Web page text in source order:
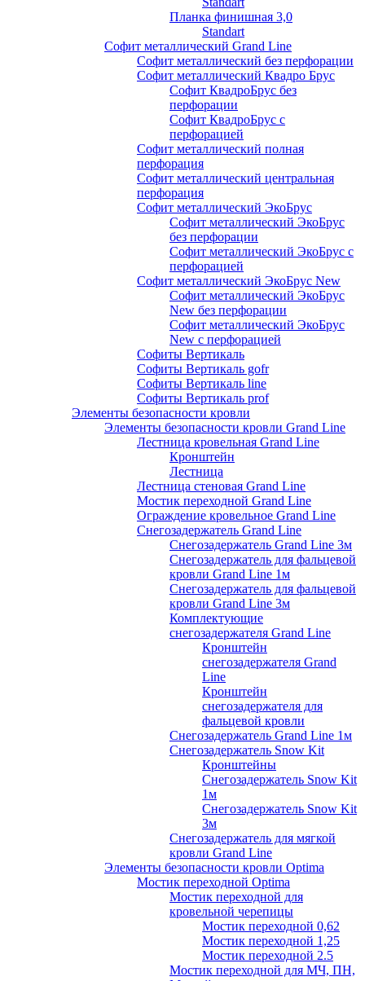
Планка финишная 3,0
Standart
Софит металлический Grand Line
Софит металлический без перфорации
Софит металлический Квадро Брус
Софит КвадроБрус без
перфорации
Софит КвадроБрус с
перфорацией
Софит металлический полная
перфорация
Софит металлический центральная
перфорация
Софит металлический ЭкоБрус
Софит металлический ЭкоБрус
без перфорации
Софит металлический ЭкоБрус с
перфорацией
Софит металлический ЭкоБрус New
Софит металлический ЭкоБрус
New без перфорации
Софит металлический ЭкоБрус
New с перфорацией
Софиты Вертикаль
Софиты Вертикаль gofr
Софиты Вертикаль line
Софиты Вертикаль prof
Элементы безопасности кровли
Элементы безопасности кровли Grand Line
Лестница кровельная Grand Line
Кронштейн
Лестница
Лестница стеновая Grand Line
Мостик переходной Grand Line
Ограждение кровельное Grand Line
Снегозадержатель Grand Line
Снегозадержатель Grand Line 3м
Снегозадержатель для фальцевой
кровли Grand Line 1м
Снегозадержатель для фальцевой
кровли Grand Line 3м
Комплектующие
снегозадержателя Grand Line
Кронштейн
снегозадержателя Grand
Line
Кронштейн
снегозадержателя для
фальцевой кровли
Снегозадержатель Grand Line 1м
Снегозадержатель Snow Kit
Кронштейны
Снегозадержатель Snow Kit
1м
Снегозадержатель Snow Kit
3м
Снегозадержатель для мягкой
кровли Grand Line
Элементы безопасности кровли Optima
Мостик переходной Optima
Мостик переходной для
кровельной черепицы
Мостик переходной 0,62
Мостик переходной 1,25
Мостик переходной 2.5
Мостик переходной для МЧ, ПН,